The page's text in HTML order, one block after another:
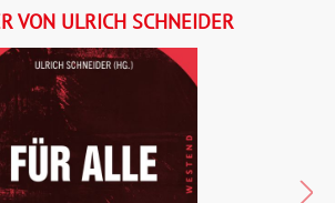
VON ULRICH SCHNEIDER